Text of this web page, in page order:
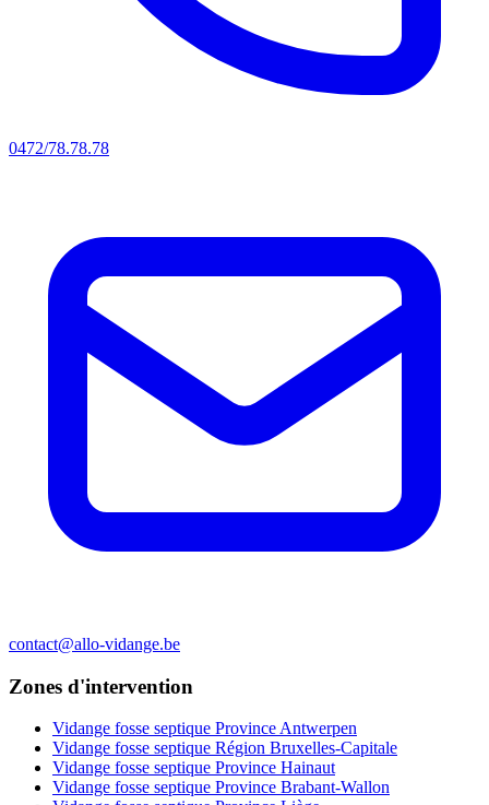
0472/78.78.78
contact@allo-vidange.be
Zones d'intervention
Vidange fosse septique Province Antwerpen
Vidange fosse septique Région Bruxelles-Capitale
Vidange fosse septique Province Hainaut
Vidange fosse septique Province Brabant-Wallon